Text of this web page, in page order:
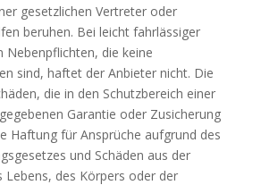
gesetzlichen Vertreter oder
beruhen. Bei leicht fahrlässiger
Nebenpflichten, die keine
sind, haftet der Anbieter nicht. Die
die in den Schutzbereich einer
Garantie oder Zusicherung
Haftung für Ansprüche aufgrund des
und Schäden aus der
Lebens, des Körpers oder der